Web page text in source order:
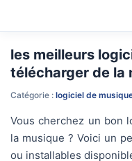
les meilleurs
télécharger de la
Catégorie : logiciel de
Vous cherchez un bon
la musique ? Voici un
ou installables